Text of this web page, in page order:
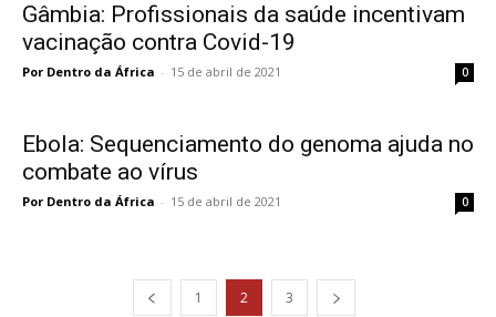
Gâmbia: Profissionais da saúde incentivam
vacinação contra Covid-19
Por Dentro da África - 15 de abril de 2021 0
Ebola: Sequenciamento do genoma ajuda no
combate ao vírus
Por Dentro da África - 15 de abril de 2021 0
1 2 3